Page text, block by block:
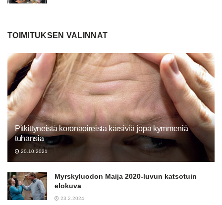
TOIMITUKSEN VALINNAT
Pitkittyneistä koronaoireista kärsiviä jopa kymmeniä
tuhansia
20.10.2021
Myrskyluodon Maija 2020-luvun katsotuin
elokuva
23.2.2024